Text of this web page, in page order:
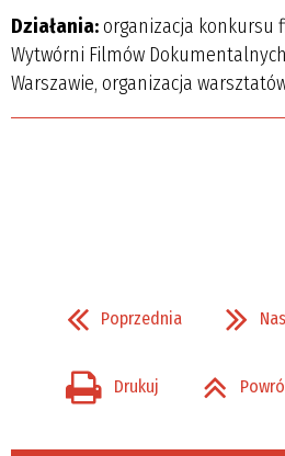
Działania:organizacja konkursu
Wytwórni Filmów
Warszawie, organizacja
Poprzednia
Drukuj